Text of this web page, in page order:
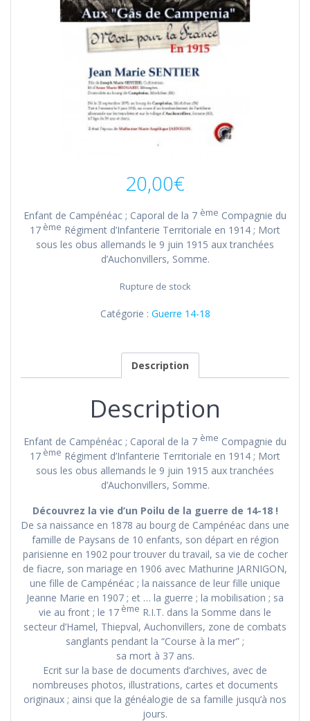
20,00€
Enfant de Campénéac ; Caporal de la 7 ème Compagnie du
17 ème Régiment d’Infanterie Territoriale en 1914 ; Mort
sous les obus allemands le 9 juin 1915 aux tranchées
d’Auchonvillers, Somme.
Rupture de stock
Catégorie : Guerre 14-18
Description
Description
Enfant de Campénéac ; Caporal de la 7 ème Compagnie du
17 ème Régiment d’Infanterie Territoriale en 1914 ; Mort
sous les obus allemands le 9 juin 1915 aux tranchées
d’Auchonvillers, Somme.
Découvrez la vie d’un Poilu de la guerre de 14-18 !
De sa naissance en 1878 au bourg de Campénéac dans une
famille de Paysans de 10 enfants, son départ en région
parisienne en 1902 pour trouver du travail, sa vie de cocher
de fiacre, son mariage en 1906 avec Mathurine JARNIGON,
une fille de Campénéac ; la naissance de leur fille unique
Jeanne Marie en 1907 ; et … la guerre ; la mobilisation ; sa
vie au front ; le 17 ème R.I.T. dans la Somme dans le
secteur d’Hamel, Thiepval, Auchonvillers, zone de combats
sanglants pendant la “Course à la mer” ;
sa mort à 37 ans.
Ecrit sur la base de documents d’archives, avec de
nombreuses photos, illustrations, cartes et documents
originaux ; ainsi que la généalogie de sa famille jusqu’à nos
jours.